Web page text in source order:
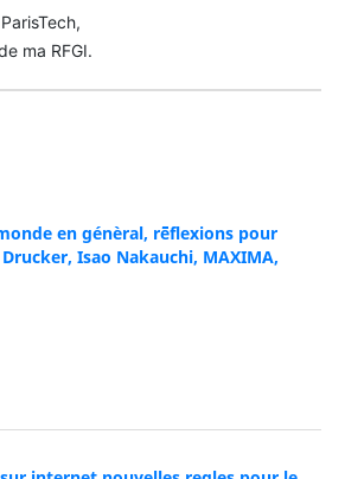
ma RFGI.
en génèral, r¨¨¨¨¨¨¨¨¨¨¨¨¨éflexions pour
Isao Nakauchi, MAXIMA,